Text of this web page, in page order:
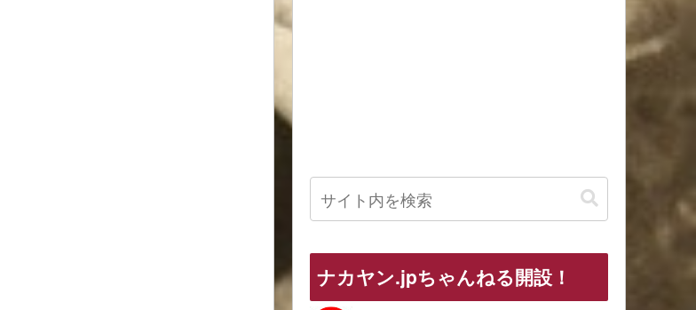
ナカヤン.jpちゃんねる開設！